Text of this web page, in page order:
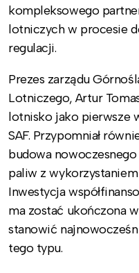
kompleksowego
lotniczych w procesie
regulacji.
Prezes zarządu
Lotniczego, Artur
lotnisko jako pierwsze
SAF. Przypomniał
budowa nowoczesnego
paliw z
Inwestycja
ma zostać ukończona
stanowić
tego typu.